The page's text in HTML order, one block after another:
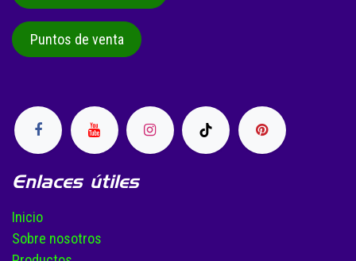
Enlaces útiles
Inicio
Sobre nosotros
Puntos de venta